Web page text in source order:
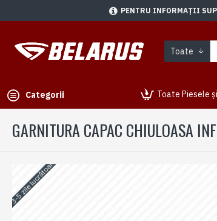
PENTRU INFORMAȚII
Toate
Categorii Toate Piesele
GARNITURA CAPAC CHIULOASA
3-5 zile lucrătoare